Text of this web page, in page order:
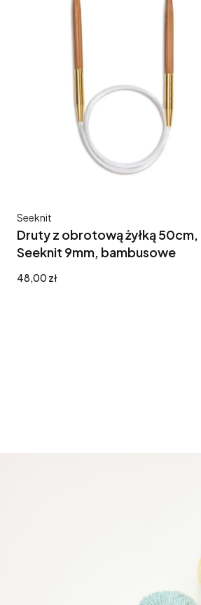
Druty z obrotową żyłką 50cm,
Seeknit 9mm, bambusowe
Producent
Seeknit
Cena
48,00 zł